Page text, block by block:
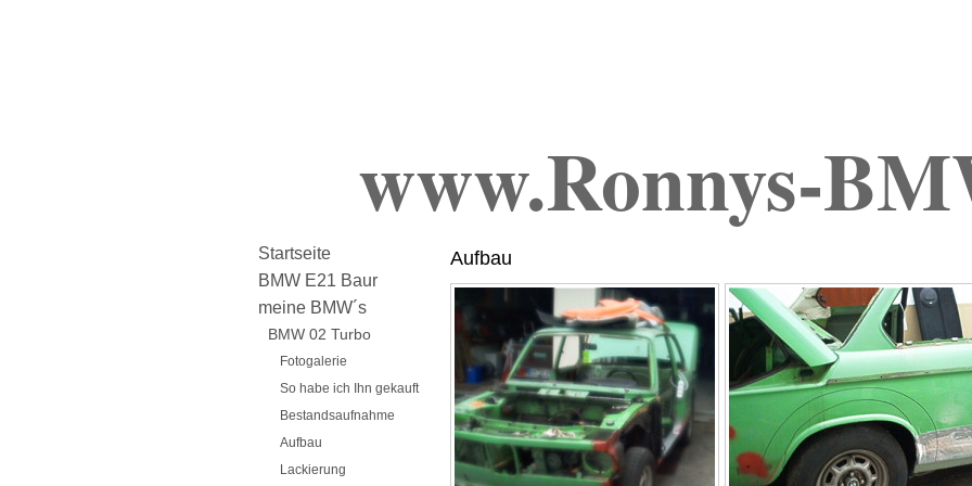
www.Ronnys-
Startseite
BMW E21 Baur
meine BMW´s
BMW 02 Turbo
Fotogalerie
So habe ich Ihn gekauft
Bestandsaufnahme
Aufbau
Lackierung
Aufbau